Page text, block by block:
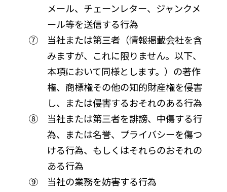
メール、チェーンレター、ジャンクメ
ール等を送信する行為
⑦ 当社または第三者（情報掲載会社を含
みますが、これに限りません。以下、
本項において同様とします。）の著作
権、商標権その他の知的財産権を侵害
し、または侵害するおそれのある行為
⑧ 当社または第三者を誹謗、中傷する行
為、または名誉、プライバシーを傷つ
ける行為、もしくはそれらのおそれの
ある行為
⑨ 当社の業務を妨害する行為